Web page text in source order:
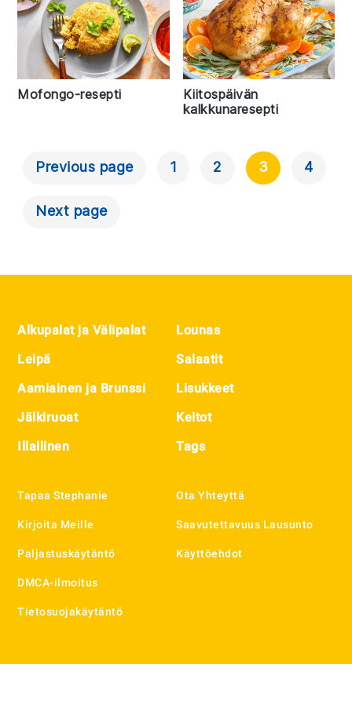
Mofongo-resepti
Kiitospäivän
kalkkunaresepti
Artikkelien
Selaus
Previous page 1 2 3 4
Next page
Footer
Alkupalat ja Välipalat
Leipä
Aamiainen ja Brunssi
Jälkiruoat
Illallinen
Lounas
Salaatit
Lisukkeet
Keitot
Tags
Tapaa Stephanie
Kirjoita Meille
Paljastuskäytäntö
DMCA-ilmoitus
Tietosuojakäytäntö
Ota Yhteyttä
Saavutettavuus Lausunto
Käyttöehdot